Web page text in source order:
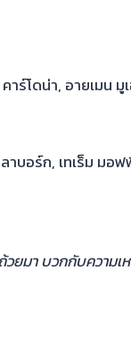
ร์โดน่า, อายเมน มู
บอร์ก, เทเร็ม มอฟ
มา บวกกับความเ